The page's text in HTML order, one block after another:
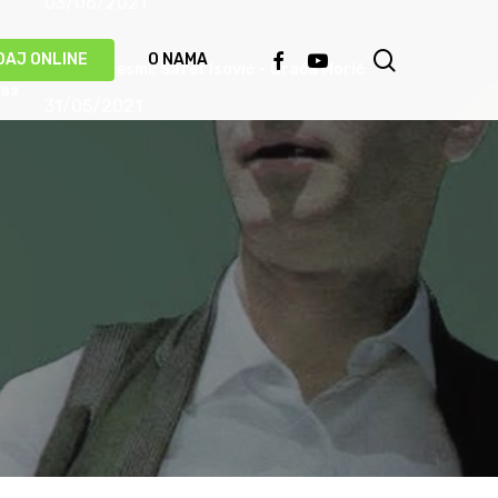
ONLINE O NAMA FACEBOOKYOUTUBE
Priča o pjesmi: Safet Isović – Braća Morić
Ismet Polovina u duhu najboljih sevdalinki
predstavio novu pjesmu “Kažu vrijedi čekati”
Behka i Ljuca – Čivija je čivija (VIDEO)
17/05/2021
Damir Imamović proglašen najboljim
umjetnikom Evrope!